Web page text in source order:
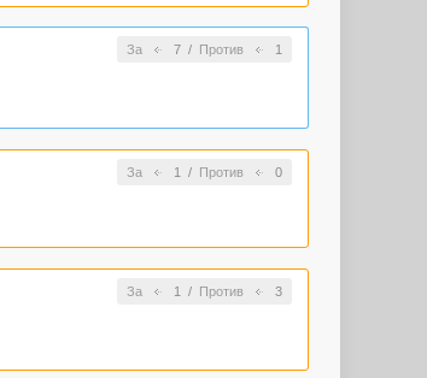
За 7/ Против 1
За 1 / Против 0
За 1 / Против 3